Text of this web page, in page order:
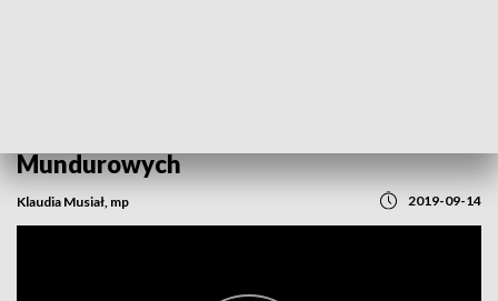
Mundurowych
Klaudia Musiał, mp 2019-09-14